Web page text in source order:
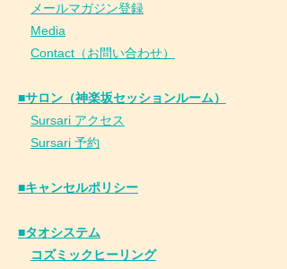
メールマガジン登録
Media
Contact（お問い合わせ）
■サロン（神楽坂セッションルーム）
Sursari アクセス
Sursari 予約
​■キャンセルポリシー
■タオシステム
コズミックヒーリング